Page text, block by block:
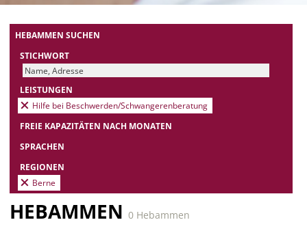
HEBAMMEN SUCHEN
STICHWORT
LEISTUNGEN
Hilfe bei Beschwerden/Schwangerenberatung
FREIE KAPAZITÄTEN NACH MONATEN
SPRACHEN
REGIONEN
Berne
HEBAMMEN 0 Hebammen